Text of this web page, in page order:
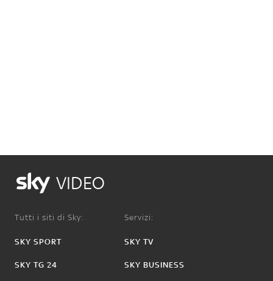
VIDEO
Tutti i siti di Sky:
SKY SPORT
SKY TG 24
Servizi:
SKY TV
SKY BUSINESS